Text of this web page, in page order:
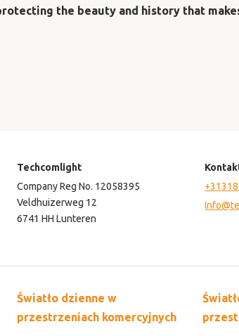
the beauty and history that
Techcomlight
Company Reg No. 12058395
Veldhuizerweg 12
6741 HH Lunteren
Światło dzienne w
przestrzeniach komercyjnych